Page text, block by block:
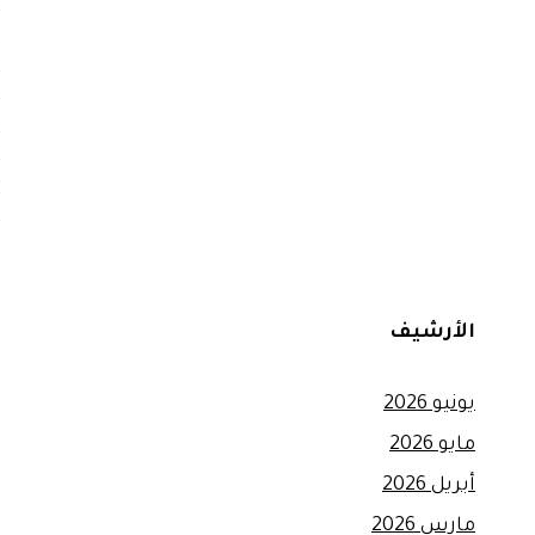
الأرشيف
يونيو 2026
مايو 2026
أبريل 2026
مارس 2026